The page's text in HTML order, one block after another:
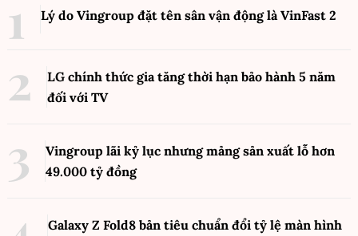
Lý do Vingroup đặt tên sân vận động là VinFast 2
LG chính thức gia tăng thời hạn bảo hành 5 năm
đối với TV
Vingroup lãi kỷ lục nhưng mảng sản xuất lỗ hơn
49.000 tỷ đồng
Galaxy Z Fold8 bản tiêu chuẩn đổi tỷ lệ màn hình